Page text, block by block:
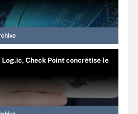
Log.ic, Check Point concrétise le